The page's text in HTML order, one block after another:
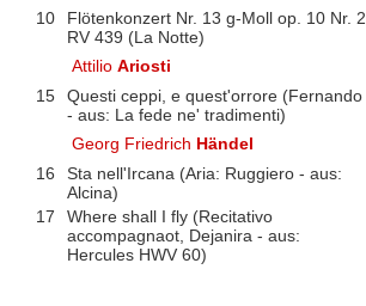
10
Flötenkonzert Nr. 13 g-Moll op. 10 Nr. 2
RV 439 (La Notte)
AttilioAriosti
15
Questi ceppi, e quest'orrore (Fernando
- aus: La fede ne' tradimenti)
Georg Friedrich Händel
16
Sta nell'Ircana (Aria: Ruggiero - aus:
Alcina)
17
Where shall I fly (Recitativo
accompagnaot, Dejanira - aus:
Hercules HWV 60)